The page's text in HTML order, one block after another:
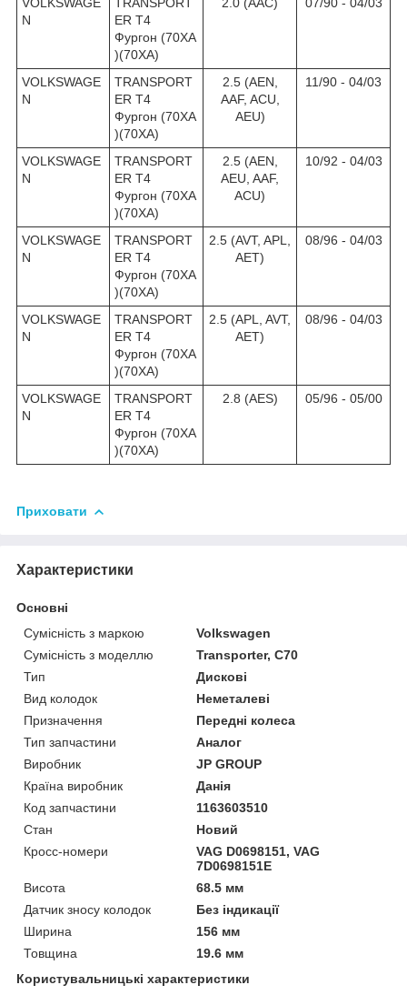
N
ER T4
Фургон (70XA
)(70XA)
VOLKSWAGE
N
TRANSPORT
ER T4
Фургон (70XA
)(70XA)
2.5 (AEN,
AAF, ACU,
AEU)
11/90 - 04/03
VOLKSWAGE
N
TRANSPORT
ER T4
Фургон (70XA
)(70XA)
2.5 (AEN,
AEU, AAF,
ACU)
10/92 - 04/03
VOLKSWAGE
N
TRANSPORT
ER T4
Фургон (70XA
)(70XA)
2.5 (AVT, APL,
AET)
08/96 - 04/03
VOLKSWAGE
N
TRANSPORT
ER T4
Фургон (70XA
)(70XA)
2.5 (APL, AVT,
AET)
08/96 - 04/03
VOLKSWAGE
N
TRANSPORT
ER T4
Фургон (70XA
)(70XA)
2.8 (AES) 05/96 - 05/00
Приховати
Характеристики
Основні
Сумісність з маркою
Volkswagen
Сумісність з моделлю
Transporter, C70
Тип
Дискові
Вид колодок
Неметалеві
Призначення
Передні колеса
Тип запчастини
Аналог
Виробник
JP GROUP
Країна виробник
Данія
Код запчастини
1163603510
Стан
Новий
Кросс-номери
VAG D0698151, VAG
7D0698151E
Висота
68.5 мм
Датчик зносу колодок
Без індикації
Ширина
156 мм
Товщина
19.6 мм
Користувальницькі характеристики